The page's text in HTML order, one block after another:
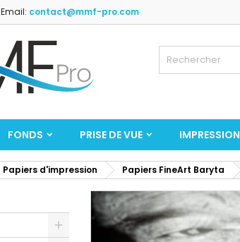
Email: contact@mmf-pro.com
FONDS PRISE DE VUE IMPRESSION
Papiers d'impression Papiers FineArt Baryta